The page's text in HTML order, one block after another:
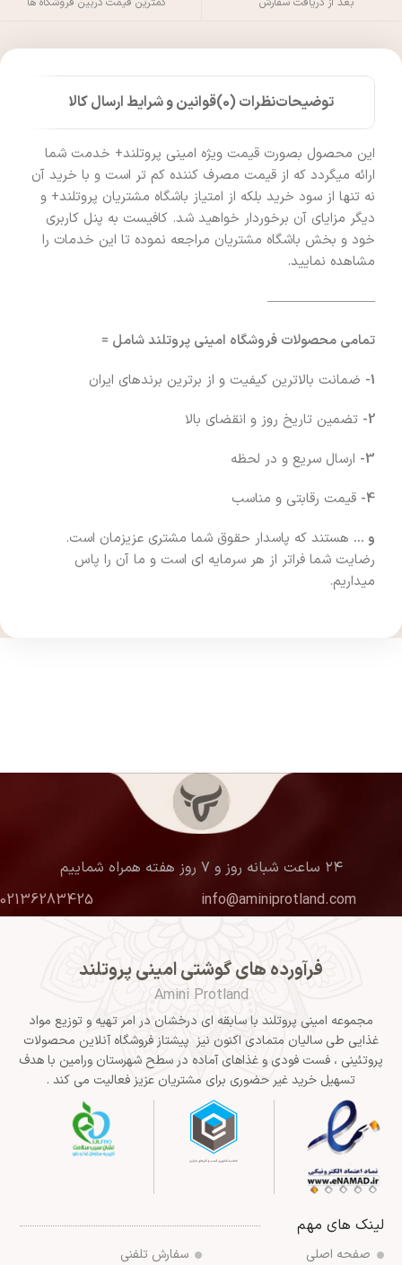
توضیحاتنظرات (0) قوانین و شرایط ارسال کالا
این محصول بصورت قیمت ویژه امینی پروتلند+ خدمت شما
ارائه میگردد که از قیمت مصرف کننده کم تر است و با خرید آن
نه تنها از سود خرید بلکه از امتیاز باشگاه مشتریان پروتلند+ و
دیگر مزایای آن برخوردار خواهید شد. کافیست به پنل کاربری
خود و بخش باشگاه مشتریان مراجعه نموده تا این خدمات را
مشاهده نمایید.
————————
تمامی محصولات فروشگاه امینی پروتلند شامل =
1- ضمانت بالاترین کیفیت و از برترین برندهای ایران
2- تضمین تاریخ روز و انقضای بالا
3- ارسال سریع و در لحظه
4- قیمت رقابتی و مناسب
و … هستند که پاسدار حقوق شما مشتری عزیزمان است.
رضایت شما فراتر از هر سرمایه ای است و ما آن را پاس
میداریم.
۲۴ ساعت شبانه روز و ۷ روز هفته همراه شماییم
info@aminiprotland.com
02136283425
فرآورده های گوشتی امینی پروتلند
Amini Protland
مجموعه امینی پروتلند با سابقه ای درخشان در امر تهیه و توزیع مواد
غذایی طی سالیان متمادی اکنون نیز پیشتاز فروشگاه آنلاین محصولات
پروتئینی ، فست فودی و غذاهای آماده در سطح شهرستان ورامین با هدف
تسهیل خرید غیر حضوری برای مشتریان عزیز فعالیت می کند .
لینک های مهم
صفحه اصلی
سفارش تلفنی